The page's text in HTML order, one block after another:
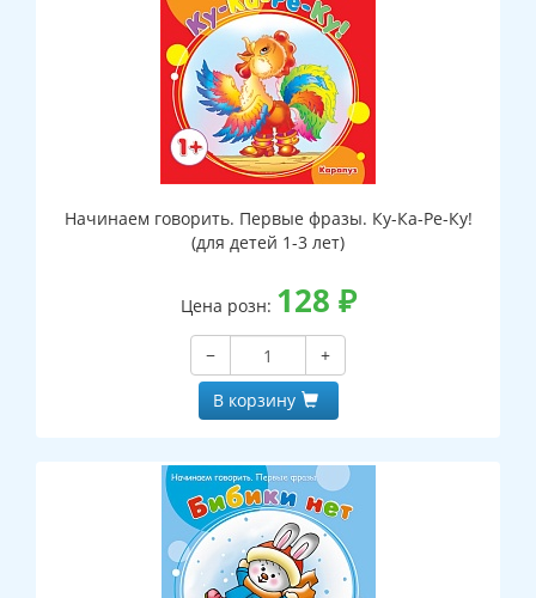
Начинаем говорить. Первые фразы. Ку-Ка-Ре-Ку!
(для детей 1-3 лет)
Цена розн: 128 ₽
−
+
В корзину